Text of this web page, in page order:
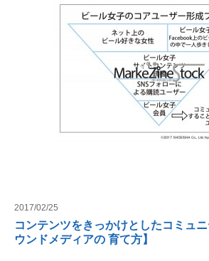
2017/02/25
コンテンツをきっかけとしたコミュ
ウンドメディアの 育て方】